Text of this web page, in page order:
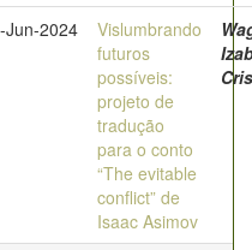
Jun-2024
Vislumbrando
futuros
possíveis:
projeto de
tradução
para o conto
“The evitable
conflict” de
Isaac Asimov